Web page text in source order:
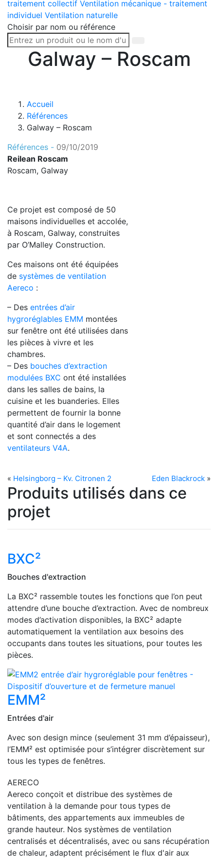
traitement collectif Ventilation mécanique - traitement
individuel Ventilation naturelle
Choisir par nom ou référence
Galway – Roscam
Accueil
Références
Galway – Roscam
Références - 09/10/2019
Reilean Roscam
Roscam, Galway
Ce projet est composé de 50
maisons individuelles et accolée,
à Roscam, Galway, construites
par O’Malley Construction.
Ces maisons ont été équipées
de systèmes de ventilation
Aereco :
– Des entrées d’air
hygroréglables EMM montées
sur fenêtre ont été utilisées dans
les pièces à vivre et les
chambres.
– Des bouches d’extraction
modulées BXC ont été installées
dans les salles de bains, la
cuisine et les buanderies. Elles
permettent de fournir la bonne
quantité d’air dans le logement
et sont connectés a des
ventilateurs V4A.
« Helsingborg – Kv. Citronen 2 Eden Blackrock »
Produits utilisés dans ce
projet
BXC²
Bouches d'extraction
La BXC² rassemble toutes les fonctions que l’on peut
attendre d’une bouche d’extraction. Avec de nombreux
modes d’activation disponibles, la BXC² adapte
automatiquement la ventilation aux besoins des
occupants dans toutes les situations, pour toutes les
pièces.
EMM²
Entrées d'air
Avec son design mince (seulement 31 mm d’épaisseur),
l’EMM² est optimisée pour s’intégrer discrètement sur
tous les types de fenêtres.
AERECO
Aereco conçoit et distribue des systèmes de
ventilation à la demande pour tous types de
bâtiments, des appartements aux immeubles de
grande hauteur. Nos systèmes de ventilation
centralisés et décentralisés, avec ou sans récupération
de chaleur, adaptent précisément le flux d'air aux